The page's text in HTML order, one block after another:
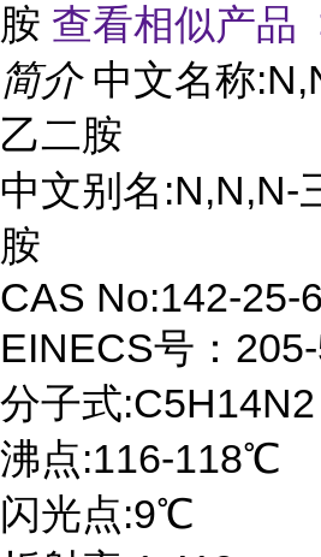
胺 查看相似产品
简介 中文名称
乙二胺
中文别名:N,N,N-
胺
CAS No:142-25-6
EINECS号：
分子式:C5H14N2
沸点:116-118℃
闪光点:9℃